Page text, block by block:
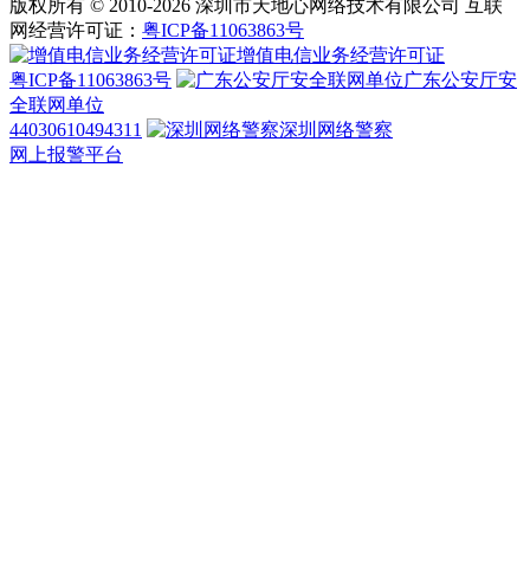
版权所有 © 2010-2026 深圳市天地心网络技术有限公司 互联
网经营许可证： 粤ICP备11063863号
增值电信业务经营许可证
粤ICP备11063863号
广东公安厅安
全联网单位
44030610494311
深圳网络警察
网上报警平台